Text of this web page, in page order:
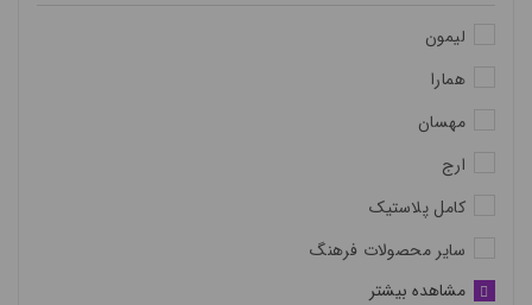
لیمون
همارا
مهسان
ارج
کامل پلاستیک
سایر محصولات فرهنگ
مشاهده بیشتر